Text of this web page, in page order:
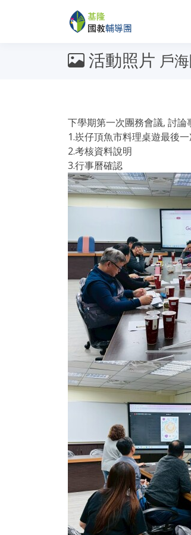
活動照片 戶
下學期第一次團務會議, 討論
1.崁仔頂魚市料理桌遊最後
2.考核資料說明
3.行事曆確認